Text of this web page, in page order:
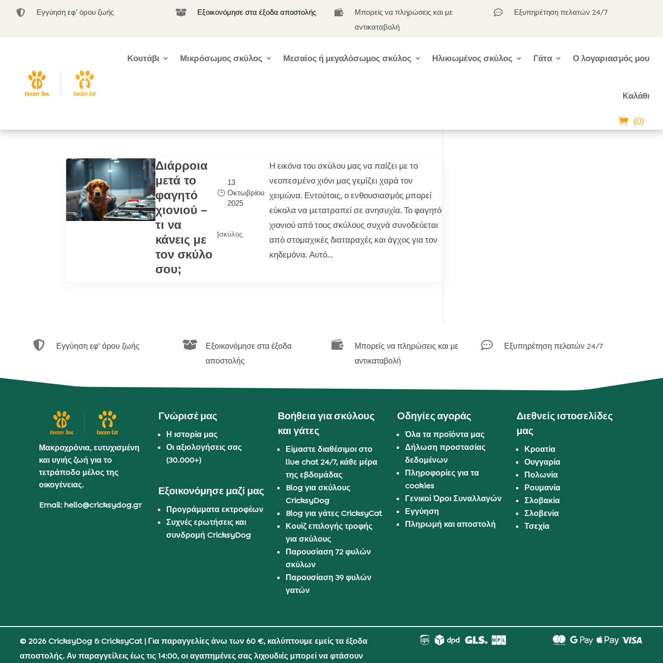
 Εγγύηση εφ’ όρου ζωής  Εξοικονόμησε στα έξοδα αποστολής 
Μπορείς να πληρώσεις και με
αντικαταβολή
 Εξυπηρέτηση πελατών 24/7
Κουτάβι Μικρόσωμος σκύλος Μεσαίος ή μεγαλόσωμος σκύλος Ηλικιωμένος σκύλος Γάτα Ο λογαριασμός μου
Καλάθι
(0)
Διάρροια
μετά το
φαγητό
χιονιού –
τι να
κάνεις με
τον σκύλο
σου;
13
Οκτωβρίου
2025
|σκύλος
Η εικόνα του σκύλου μας να παίζει με το
νεοπεσμένο χιόνι μας γεμίζει χαρά τον
χειμώνα. Εντούτοις, ο ενθουσιασμός μπορεί
εύκολα να μετατραπεί σε ανησυχία. Το φαγητό
χιονιού από τους σκύλους συχνά συνοδεύεται
από στομαχικές διαταραχές και άγχος για τον
κηδεμόνα. Αυτό...
 Εγγύηση εφ’ όρου ζωής 
Εξοικονόμησε στα έξοδα
αποστολής

Μπορείς να πληρώσεις και με
αντικαταβολή
 Εξυπηρέτηση πελατών 24/7
Μακροχρόνια, ευτυχισμένη
και υγιής ζωή για το
τετράποδο μέλος της
οικογένειας.
Email: hello@cricksydog.gr
Γνώρισέ μας
Η ιστορία μας
Οι αξιολογήσεις σας
(30.000+)
Εξοικονόμησε μαζί μας
Προγράμματα εκτροφέων
Συχνές ερωτήσεις και
συνδρομή CricksyDog
Βοήθεια για σκύλους
και γάτες
Είμαστε διαθέσιμοι στο
live chat 24/7, κάθε μέρα
της εβδομάδας
Blog για σκύλους
CricksyDog
Blog για γάτες CricksyCat
Κουίζ επιλογής τροφής
για σκύλους
Παρουσίαση 72 φυλών
σκύλων
Παρουσίαση 39 φυλών
γατών
Οδηγίες αγοράς
Όλα τα προϊόντα μας
Δήλωση προστασίας
δεδομένων
Πληροφορίες για τα
cookies
Γενικοί Όροι Συναλλαγών
Εγγύηση
Πληρωμή και αποστολή
Διεθνείς ιστοσελίδες
μας
Κροατία
Ουγγαρία
Πολωνία
Ρουμανία
Σλοβακία
Σλοβενία
Τσεχία
© 2026 CricksyDog & CricksyCat| Για παραγγελίες άνω των 60 €, καλύπτουμε εμείς τα έξοδα
αποστολής. Αν παραγγείλεις έως τις 14:00, οι αγαπημένες σας λιχουδιές μπορεί να φτάσουν